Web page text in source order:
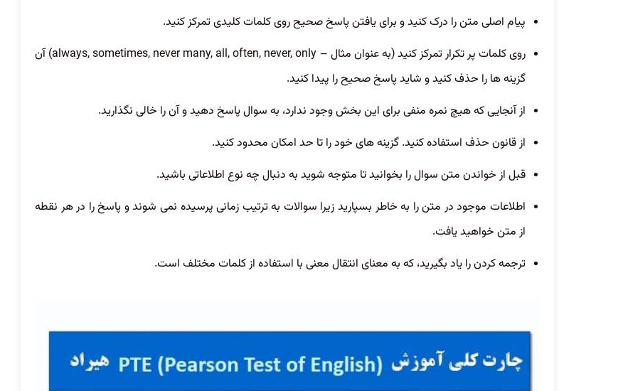
پیام اصلی متن را درک کنید و برای یافتن پاسخ صحیح روی کلمات کلیدی تمرکز کنید.
روی کلمات پر تکرار تمرکز کنید (به عنوان مثال – always, sometimes, never many, all, often, never, only) آن
گزینه ها را حذف کنید و شاید پاسخ صحیح را پیدا کنید.
از آنجایی که هیچ نمره منفی برای این بخش وجود ندارد، به سوال پاسخ دهید و آن را خالی نگذارید.
از قانون حذف استفاده کنید. گزینه های خود را تا حد امکان محدود کنید.
قبل از خواندن متن سوال را بخوانید تا متوجه شوید به دنبال چه نوع اطلاعاتی باشید.
اطلاعات موجود در متن را به خاطر بسپارید زیرا سوالات به ترتیب زمانی پرسیده نمی شوند و پاسخ را در هر نقطه
از متن خواهید یافت.
ترجمه کردن را یاد بگیرید، که به معنای انتقال معنی با استفاده از کلمات مختلف است.